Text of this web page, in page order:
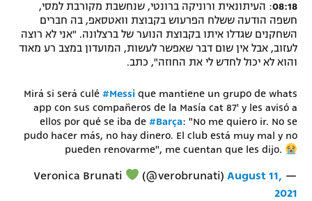
08:18: העיתונאית ורוניקה ברונטי, שנחשבת מקורבת למסי,
חשפה הודעה ששלח הפרעוש בקבוצת וואטסאפ, בה חברים
השחקנים שגדלו איתו בקבוצת הנוער של ברצלונה. "אני לא רוצה
לעזוב, אבל אין שום דבר שאפשר לעשות, המועדון במצב רע מאוד
והוא לא יכול לחדש לי את החוזה", כתב.
Mirá si será culé #Messi que mantiene un grupo de whats
app con sus compañeros de la Masía cat 87' y les avisó a
ellos por qué se iba de #Barça: "No me quiero ir. No se
pudo hacer más, no hay dinero. El club está muy mal y no
pueden renovarme", me cuentan que les dijo.
— Veronica Brunati
(@verobrunati) August 11,
2021